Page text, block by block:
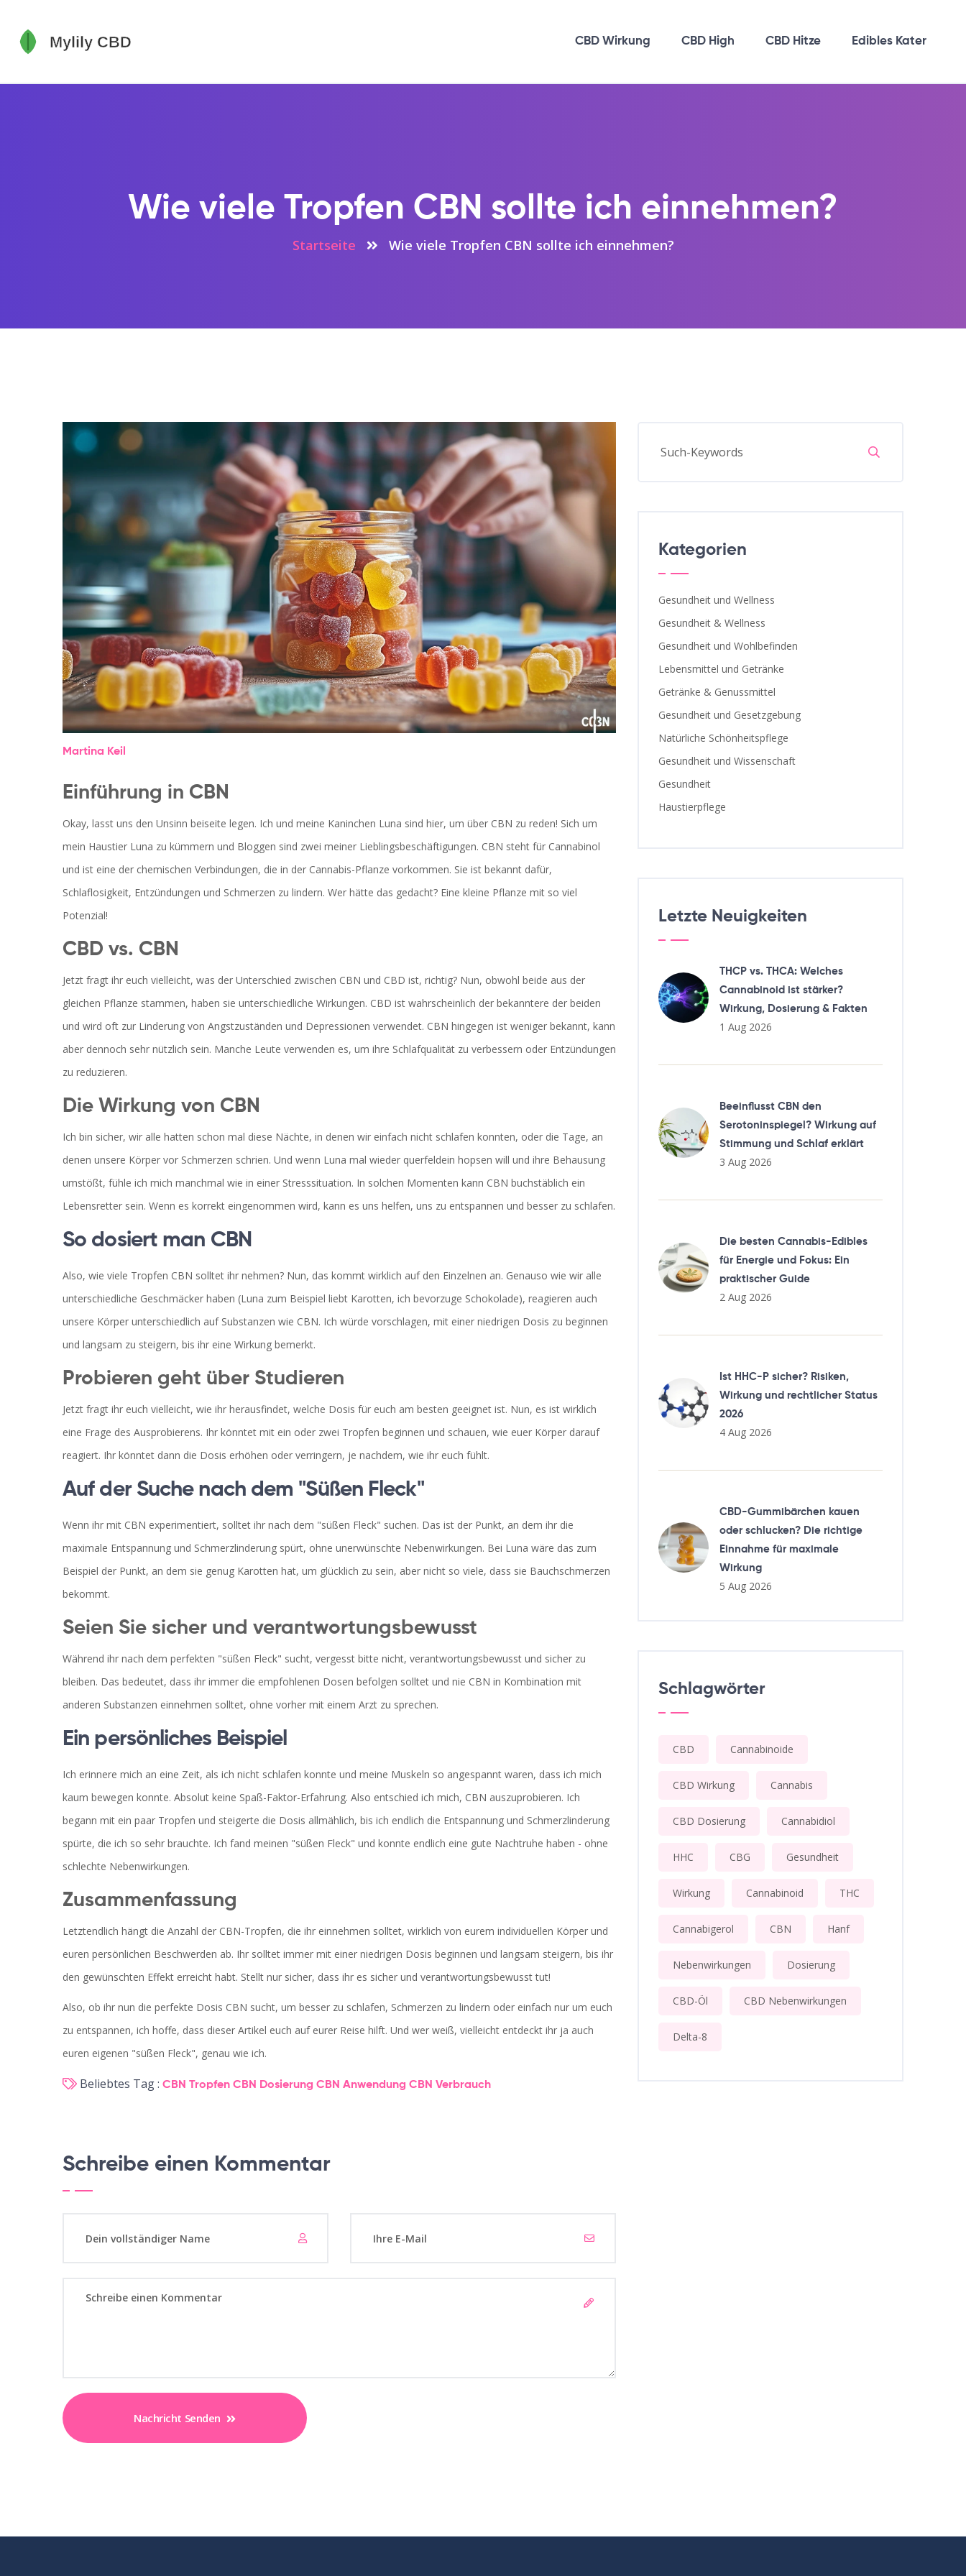
CBD Wirkung CBD High CBD Hitze Edibles Kater
Wie viele Tropfen CBN sollte ich einnehmen?
Startseite Wie viele Tropfen CBN sollte ich einnehmen?
Martina Keil
Einführung in CBN
Okay, lasst uns den Unsinn beiseite legen. Ich und meine Kaninchen Luna sind hier, um über CBN zu reden! Sich um
mein Haustier Luna zu kümmern und Bloggen sind zwei meiner Lieblingsbeschäftigungen. CBN steht für Cannabinol
und ist eine der chemischen Verbindungen, die in der Cannabis-Pflanze vorkommen. Sie ist bekannt dafür,
Schlaflosigkeit, Entzündungen und Schmerzen zu lindern. Wer hätte das gedacht? Eine kleine Pflanze mit so viel
Potenzial!
CBD vs. CBN
Jetzt fragt ihr euch vielleicht, was der Unterschied zwischen CBN und CBD ist, richtig? Nun, obwohl beide aus der
gleichen Pflanze stammen, haben sie unterschiedliche Wirkungen. CBD ist wahrscheinlich der bekanntere der beiden
und wird oft zur Linderung von Angstzuständen und Depressionen verwendet. CBN hingegen ist weniger bekannt, kann
aber dennoch sehr nützlich sein. Manche Leute verwenden es, um ihre Schlafqualität zu verbessern oder Entzündungen
zu reduzieren.
Die Wirkung von CBN
Ich bin sicher, wir alle hatten schon mal diese Nächte, in denen wir einfach nicht schlafen konnten, oder die Tage, an
denen unsere Körper vor Schmerzen schrien. Und wenn Luna mal wieder querfeldein hopsen will und ihre Behausung
umstößt, fühle ich mich manchmal wie in einer Stresssituation. In solchen Momenten kann CBN buchstäblich ein
Lebensretter sein. Wenn es korrekt eingenommen wird, kann es uns helfen, uns zu entspannen und besser zu schlafen.
So dosiert man CBN
Also, wie viele Tropfen CBN solltet ihr nehmen? Nun, das kommt wirklich auf den Einzelnen an. Genauso wie wir alle
unterschiedliche Geschmäcker haben (Luna zum Beispiel liebt Karotten, ich bevorzuge Schokolade), reagieren auch
unsere Körper unterschiedlich auf Substanzen wie CBN. Ich würde vorschlagen, mit einer niedrigen Dosis zu beginnen
und langsam zu steigern, bis ihr eine Wirkung bemerkt.
Probieren geht über Studieren
Jetzt fragt ihr euch vielleicht, wie ihr herausfindet, welche Dosis für euch am besten geeignet ist. Nun, es ist wirklich
eine Frage des Ausprobierens. Ihr könntet mit ein oder zwei Tropfen beginnen und schauen, wie euer Körper darauf
reagiert. Ihr könntet dann die Dosis erhöhen oder verringern, je nachdem, wie ihr euch fühlt.
Auf der Suche nach dem "Süßen Fleck"
Wenn ihr mit CBN experimentiert, solltet ihr nach dem "süßen Fleck" suchen. Das ist der Punkt, an dem ihr die
maximale Entspannung und Schmerzlinderung spürt, ohne unerwünschte Nebenwirkungen. Bei Luna wäre das zum
Beispiel der Punkt, an dem sie genug Karotten hat, um glücklich zu sein, aber nicht so viele, dass sie Bauchschmerzen
bekommt.
Seien Sie sicher und verantwortungsbewusst
Während ihr nach dem perfekten "süßen Fleck" sucht, vergesst bitte nicht, verantwortungsbewusst und sicher zu
bleiben. Das bedeutet, dass ihr immer die empfohlenen Dosen befolgen solltet und nie CBN in Kombination mit
anderen Substanzen einnehmen solltet, ohne vorher mit einem Arzt zu sprechen.
Ein persönliches Beispiel
Ich erinnere mich an eine Zeit, als ich nicht schlafen konnte und meine Muskeln so angespannt waren, dass ich mich
kaum bewegen konnte. Absolut keine Spaß-Faktor-Erfahrung. Also entschied ich mich, CBN auszuprobieren. Ich
begann mit ein paar Tropfen und steigerte die Dosis allmählich, bis ich endlich die Entspannung und Schmerzlinderung
spürte, die ich so sehr brauchte. Ich fand meinen "süßen Fleck" und konnte endlich eine gute Nachtruhe haben - ohne
schlechte Nebenwirkungen.
Zusammenfassung
Letztendlich hängt die Anzahl der CBN-Tropfen, die ihr einnehmen solltet, wirklich von eurem individuellen Körper und
euren persönlichen Beschwerden ab. Ihr solltet immer mit einer niedrigen Dosis beginnen und langsam steigern, bis ihr
den gewünschten Effekt erreicht habt. Stellt nur sicher, dass ihr es sicher und verantwortungsbewusst tut!
Also, ob ihr nun die perfekte Dosis CBN sucht, um besser zu schlafen, Schmerzen zu lindern oder einfach nur um euch
zu entspannen, ich hoffe, dass dieser Artikel euch auf eurer Reise hilft. Und wer weiß, vielleicht entdeckt ihr ja auch
euren eigenen "süßen Fleck", genau wie ich.
Beliebtes Tag : CBN Tropfen CBN Dosierung CBN Anwendung CBN Verbrauch
Schreibe einen Kommentar
Nachricht Senden
Kategorien
Gesundheit und Wellness
Gesundheit & Wellness
Gesundheit und Wohlbefinden
Lebensmittel und Getränke
Getränke & Genussmittel
Gesundheit und Gesetzgebung
Natürliche Schönheitspflege
Gesundheit und Wissenschaft
Gesundheit
Haustierpflege
Letzte Neuigkeiten
THCP vs. THCA: Welches
Cannabinoid ist stärker?
Wirkung, Dosierung & Fakten
1 Aug 2026
Beeinflusst CBN den
Serotoninspiegel? Wirkung auf
Stimmung und Schlaf erklärt
3 Aug 2026
Die besten Cannabis-Edibles
für Energie und Fokus: Ein
praktischer Guide
2 Aug 2026
Ist HHC-P sicher? Risiken,
Wirkung und rechtlicher Status
2026
4 Aug 2026
CBD-Gummibärchen kauen
oder schlucken? Die richtige
Einnahme für maximale
Wirkung
5 Aug 2026
Schlagwörter
CBD Cannabinoide
CBD Wirkung Cannabis
CBD Dosierung Cannabidiol
HHC CBG Gesundheit
Wirkung Cannabinoid THC
Cannabigerol CBN Hanf
Nebenwirkungen Dosierung
CBD-Öl CBD Nebenwirkungen
Delta-8